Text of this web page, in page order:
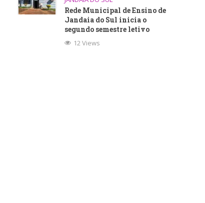
Rede Municipal de Ensino de
Jandaia do Sul inicia o
segundo semestre letivo
12 Views